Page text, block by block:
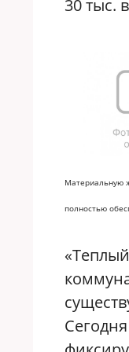
30 тыс.
Материальную
полностью